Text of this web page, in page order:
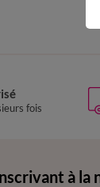
fois
à la